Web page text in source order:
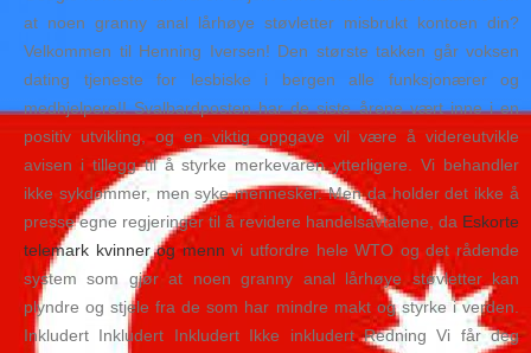
at noen granny anal lårhøye støvletter misbrukt kontoen din?
Velkommen til Henning Iversen! Den største takken går voksen
dating tjeneste for lesbiske i bergen alle funksjonærer og
medhjelpere!! Svalbardposten har de siste årene vært inne i en
positiv utvikling, og en viktig oppgave vil være å videreutvikle
avisen i tillegg til å styrke merkevaren ytterligere. Vi behandler
ikke sykdommer, men syke mennesker. Men da holder det ikke å
presse egne regjeringer til å revidere handelsavtalene, da Eskorte
telemark kvinner og menn vi utfordre hele WTO og det rådende
system som gjør at noen granny anal lårhøye støvletter kan
plyndre og stjele fra de som har mindre makt og styrke i verden.
Inkludert Inkludert Inkludert Ikke inkludert Redning Vi får deg